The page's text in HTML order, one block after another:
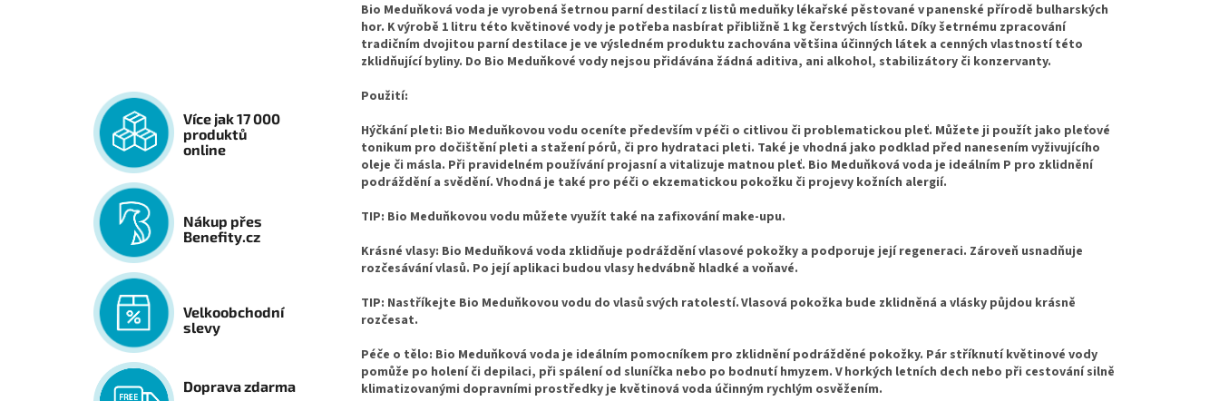
Více jak 17 000
produktů
online
Nákup přes
Benefity.cz
Velkoobchodní
slevy
Doprava zdarma
Bio Meduňková voda je vyrobená šetrnou parní destilací z listů meduňky lékařské pěstované v panenské přírodě bulharských
hor. K výrobě 1 litru této květinové vody je potřeba nasbírat přibližně 1 kg čerstvých lístků. Díky šetrnému zpracování
tradičním dvojitou parní destilace je ve výsledném produktu zachována většina účinných látek a cenných vlastností této
zklidňující byliny. Do Bio Meduňkové vody nejsou přidávána žádná aditiva, ani alkohol, stabilizátory či konzervanty.
Použití:
Hýčkání pleti: Bio Meduňkovou vodu oceníte především v péči o citlivou či problematickou pleť. Můžete ji použít jako pleťové
tonikum pro dočištění pleti a stažení pórů, či pro hydrataci pleti. Také je vhodná jako podklad před nanesením vyživujícího
oleje či másla. Při pravidelném používání projasní a vitalizuje matnou pleť. Bio Meduňková voda je ideálním P pro zklidnění
podráždění a svědění. Vhodná je také pro péči o ekzematickou pokožku či projevy kožních alergií.
TIP: Bio Meduňkovou vodu můžete využít také na zafixování make-upu.
Krásné vlasy: Bio Meduňková voda zklidňuje podráždění vlasové pokožky a podporuje její regeneraci. Zároveň usnadňuje
rozčesávání vlasů. Po její aplikaci budou vlasy hedvábně hladké a voňavé.
TIP: Nastříkejte Bio Meduňkovou vodu do vlasů svých ratolestí. Vlasová pokožka bude zklidněná a vlásky půjdou krásně
rozčesat.
Péče o tělo: Bio Meduňková voda je ideálním pomocníkem pro zklidnění podrážděné pokožky. Pár stříknutí květinové vody
pomůže po holení či depilaci, při spálení od sluníčka nebo po bodnutí hmyzem. V horkých letních dech nebo při cestování silně
klimatizovanými dopravními prostředky je květinová voda účinným rychlým osvěžením.